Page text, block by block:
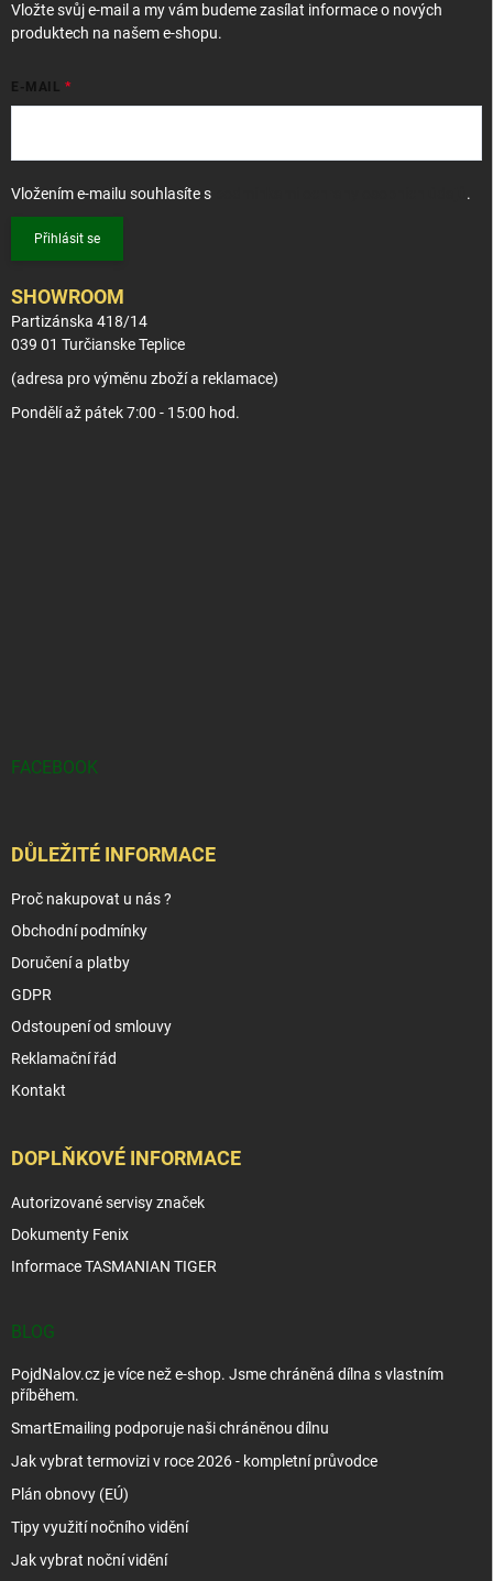
Vložte svůj e-mail a my vám budeme zasílat informace o nových
produktech na našem e-shopu.
E-MAIL
Vložením e-mailu souhlasíte s .
Přihlásit se
SHOWROOM
Partizánska 418/14
039 01 Turčianske Teplice
(adresa pro výměnu zboží a reklamace)
Pondělí až pátek 7:00 - 15:00 hod.
FACEBOOK
DŮLEŽITÉ INFORMACE
Proč nakupovat u nás ?
Obchodní podmínky
Doručení a platby
GDPR
Odstoupení od smlouvy
Reklamační řád
Kontakt
DOPLŇKOVÉ INFORMACE
Autorizované servisy značek
Dokumenty Fenix
Informace TASMANIAN TIGER
BLOG
PojdNalov.cz je více než e-shop. Jsme chráněná dílna s vlastním
příběhem.
SmartEmailing podporuje naši chráněnou dílnu
Jak vybrat termovizi v roce 2026 - kompletní průvodce
Plán obnovy (EÚ)
Tipy využití nočního vidění
Jak vybrat noční vidění